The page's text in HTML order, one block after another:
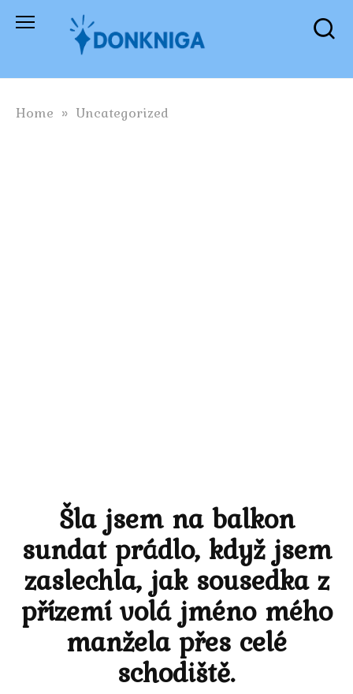
Skip
Home » Uncategorized
Šla jsem na balkon
sundat prádlo, když jsem
zaslechla, jak sousedka z
přízemí volá jméno mého
manžela přes celé
schodiště.